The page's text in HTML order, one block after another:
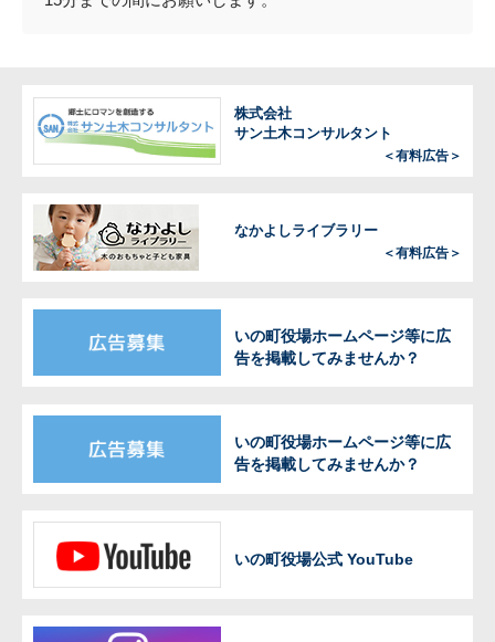
株式会社
サン土木コンサルタント
＜有料広告＞
なかよしライブラリー
＜有料広告＞
いの町役場ホームページ等に広
告を掲載してみませんか？
いの町役場ホームページ等に広
告を掲載してみませんか？
いの町役場公式 YouTube